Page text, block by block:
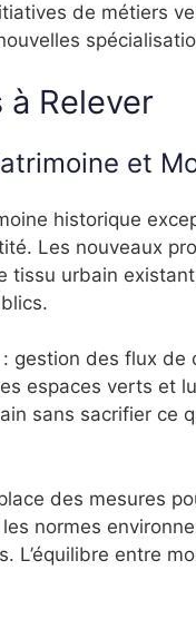
de métiers
à Relever
et
historique
Les nouveaux
tissu urbain
gestion des flux
espaces verts et
sans sacrifier ce
des mesures
normes
L’équilibre entre